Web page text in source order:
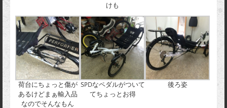
けも
荷台にちょっと傷が
あるけどまぁ輸入品
なのでそんなもん
SPDなペダルがついて
てちょっとお得
後ろ姿